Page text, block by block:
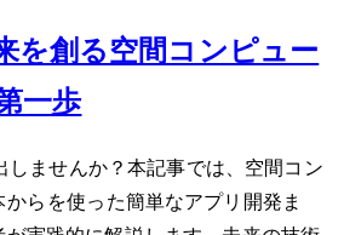
入門：未来を創る空間コンピュー
一歩
を踏み出しませんか？本記事では、空間コン
SwiftUIを使った簡単なアプリ開発ま